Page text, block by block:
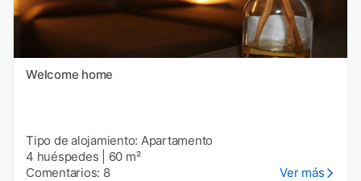
Welcome home
Tipo de alojamiento: Apartamento
4 huéspedes
60 m²
Comentarios: 8
Ver más